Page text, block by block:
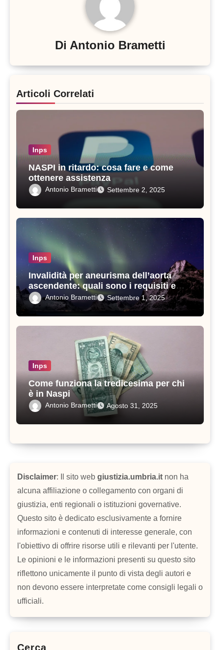
Di Antonio Brametti
Articoli Correlati
Inps
NASPI in ritardo: cosa fare e come
ottenere assistenza
Antonio Brametti Settembre 2, 2025
Inps
Invalidità per aneurisma dell’aorta
ascendente: quali sono i requisiti e
come ottenerla
Antonio Brametti Settembre 1, 2025
Inps
Come funziona la tredicesima per chi
è in Naspi
Antonio Brametti Agosto 31, 2025
Disclaimer: Il sito web giustizia.umbria.it non ha
alcuna affiliazione o collegamento con organi di
giustizia, enti regionali o istituzioni governative.
Questo sito è dedicato esclusivamente a fornire
informazioni e contenuti di interesse generale, con
l'obiettivo di offrire risorse utili e rilevanti per l'utente.
Le opinioni e le informazioni presenti su questo sito
riflettono unicamente il punto di vista degli autori e
non devono essere interpretate come consigli legali o
ufficiali.
Cerca